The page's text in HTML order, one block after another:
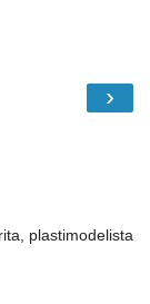
›
plastimodelista